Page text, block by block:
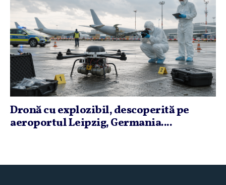
Dronă cu explozibil, descoperită pe
aeroportul Leipzig, Germania....